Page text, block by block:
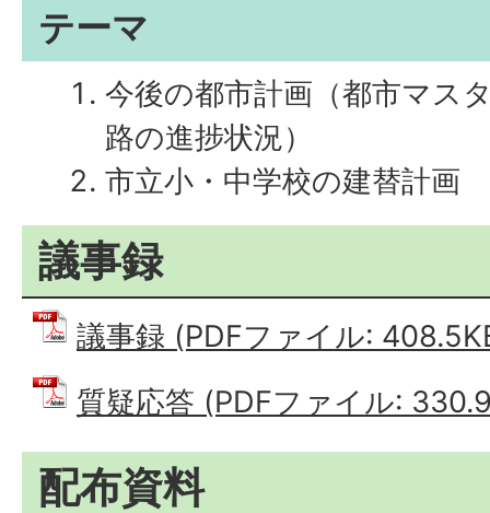
テーマ
今後の都市計画（都市マス
路の進捗状況）
市立小・中学校の建替計画
議事録
議事録 (PDFファイル:
質疑応答 (PDFファイル:
配布資料